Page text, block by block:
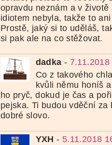
opravdu neznám a v životě
idiotem nebyla, takže to
Prostě, jaký si to uděláš,
si pak ale na co stěžovat.
dadka -
Co z takového
kvůli němu honíš
ho pryč, dokud je čas a
pejska. Ti budou vděční za
dobré slovo.
YXH - 5.11.2018